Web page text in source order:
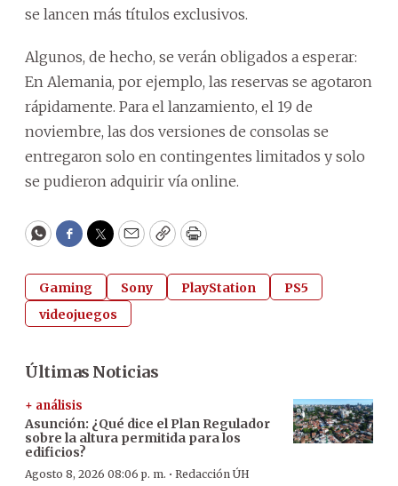
se lancen más títulos exclusivos.
Algunos, de hecho, se verán obligados a esperar:
En Alemania, por ejemplo, las reservas se agotaron
rápidamente. Para el lanzamiento, el 19 de
noviembre, las dos versiones de consolas se
entregaron solo en contingentes limitados y solo
se pudieron adquirir vía online.
WhatsApp
Facebook
Twitter
EmailCopyPrint
Gaming Sony PlayStation
PS5
videojuegos
Últimas Noticias
+ análisis
Asunción: ¿Qué dice el Plan Regulador
sobre la altura permitida para los
edificios?
Agosto 8, 2026 08:06 p. m. · Redacción ÚH